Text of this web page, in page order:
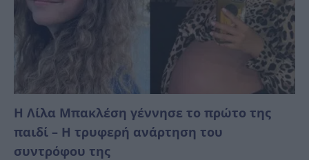
Η Λίλα Μπακλέση γέννησε το πρώτο της
παιδί – Η τρυφερή ανάρτηση του
συντρόφου της